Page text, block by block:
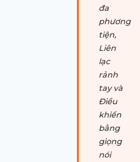
đa
phương
tiện,
Liên
lạc
rảnh
tay và
Điều
khiển
bằng
giọng
nói